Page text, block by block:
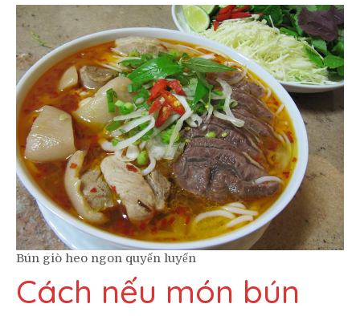
Bún giò heo ngon quyến luyến
Cách nếu món bún